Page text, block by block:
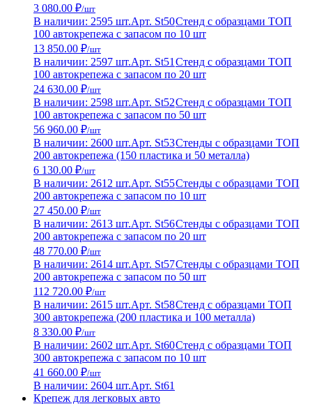
3 080.00 ₽/шт
В наличии: 2595 шт.Арт. St50Стенд с образцами ТОП
100 автокрепежа с запасом по 10 шт
13 850.00 ₽/шт
В наличии: 2597 шт.Арт. St51 Стенд с образцами ТОП
100 автокрепежа с запасом по 20 шт
24 630.00 ₽/шт
В наличии: 2598 шт.Арт. St52Стенд с образцами ТОП
100 автокрепежа с запасом по 50 шт
56 960.00 ₽/шт
В наличии: 2600 шт.Арт. St53Стенды с образцами ТОП
200 автокрепежа (150 пластика и 50 металла)
6 130.00 ₽/шт
В наличии: 2612 шт.Арт. St55Стенды с образцами ТОП
200 автокрепежа с запасом по 10 шт
27 450.00 ₽/шт
В наличии: 2613 шт.Арт. St56Стенды с образцами ТОП
200 автокрепежа с запасом по 20 шт
48 770.00 ₽/шт
В наличии: 2614 шт.Арт. St57Стенды с образцами ТОП
200 автокрепежа с запасом по 50 шт
112 720.00 ₽/шт
В наличии: 2615 шт.Арт. St58Стенд с образцами ТОП
300 автокрепежа (200 пластика и 100 металла)
8 330.00 ₽/шт
В наличии: 2602 шт.Арт. St60Стенд с образцами ТОП
300 автокрепежа с запасом по 10 шт
41 660.00 ₽/шт
В наличии: 2604 шт.Арт. St61
Крепеж для легковых авто